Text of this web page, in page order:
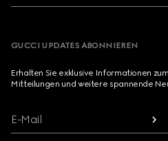
GUCCI UPDATES ABONNIEREN
Erhalten Sie exklusive Informationen
Mitteilungen und weitere spannende
E-Mail